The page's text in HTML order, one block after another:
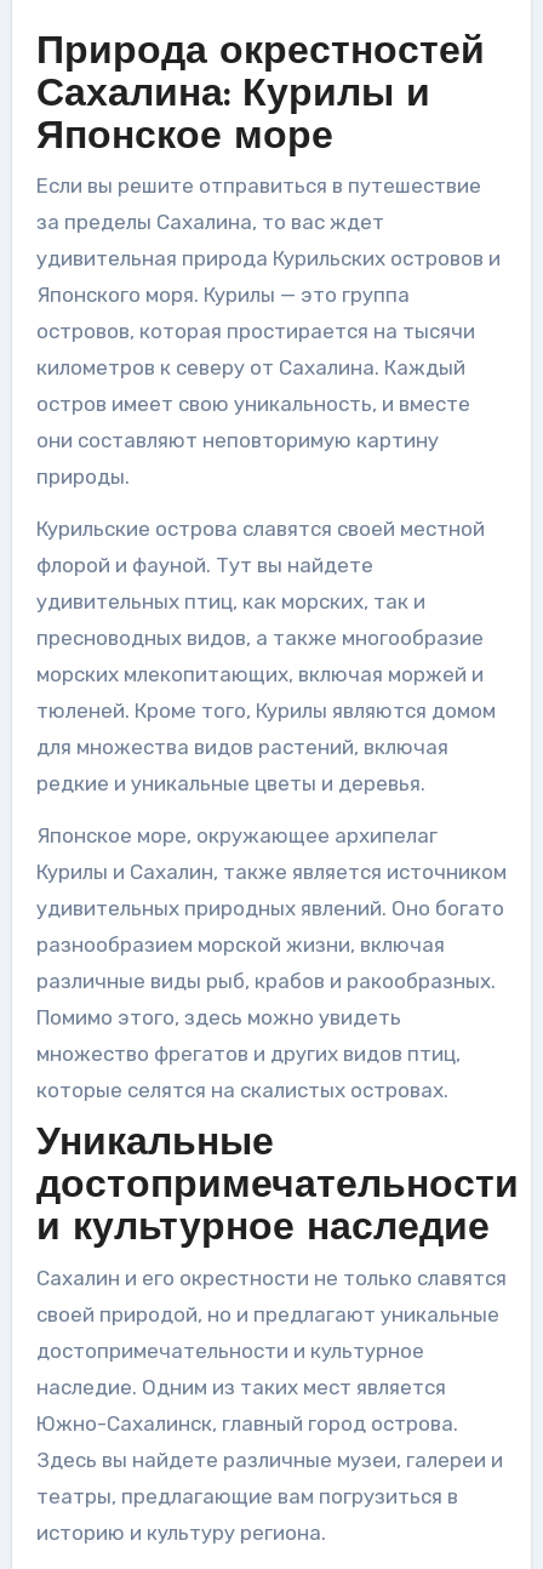
Природа окрестностей
Сахалина: Курилы и
Японское море
Если вы решите отправиться в путешествие
за пределы Сахалина, то вас ждет
удивительная природа Курильских островов и
Японского моря. Курилы — это группа
островов, которая простирается на тысячи
километров к северу от Сахалина. Каждый
остров имеет свою уникальность, и вместе
они составляют неповторимую картину
природы.
Курильские острова славятся своей местной
флорой и фауной. Тут вы найдете
удивительных птиц, как морских, так и
пресноводных видов, а также многообразие
морских млекопитающих, включая моржей и
тюленей. Кроме того, Курилы являются домом
для множества видов растений, включая
редкие и уникальные цветы и деревья.
Японское море, окружающее архипелаг
Курилы и Сахалин, также является источником
удивительных природных явлений. Оно богато
разнообразием морской жизни, включая
различные виды рыб, крабов и ракообразных.
Помимо этого, здесь можно увидеть
множество фрегатов и других видов птиц,
которые селятся на скалистых островах.
Уникальные
достопримечательности
и культурное наследие
Сахалин и его окрестности не только славятся
своей природой, но и предлагают уникальные
достопримечательности и культурное
наследие. Одним из таких мест является
Южно-Сахалинск, главный город острова.
Здесь вы найдете различные музеи, галереи и
театры, предлагающие вам погрузиться в
историю и культуру региона.